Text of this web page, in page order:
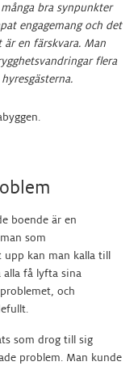
bra synpunkter
engagemang och det
en färskvara. Man
flera
boende är en
som
upp kan man kalla till
få lyfta sina
och
som drog till sig
problem. Man kunde